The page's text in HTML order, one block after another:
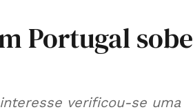
Portugal sobe
verificou-se uma